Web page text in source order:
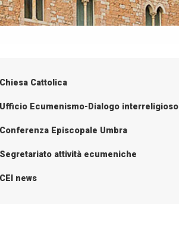
Chiesa Cattolica
Ufficio Ecumenismo-Dialogo interreligioso
Conferenza Episcopale Umbra
Segretariato attività ecumeniche
CEI news